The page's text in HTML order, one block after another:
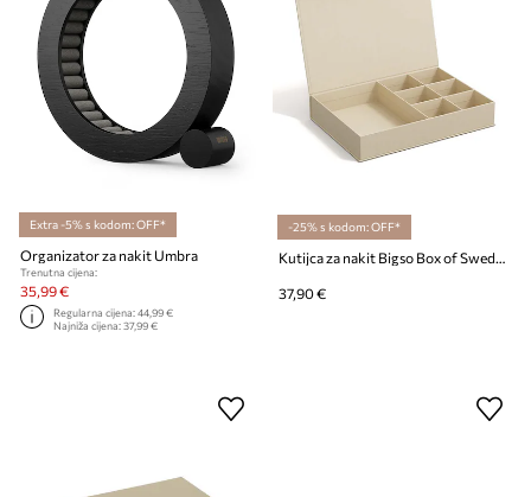
Extra -5% s kodom: OFF*
Organizator za nakit Umbra
Trenutna cijena:
35,99 €
Regularna cijena:44,99 €
Najniža cijena:37,99 €
-25% s kodom: OFF*
37,90 €